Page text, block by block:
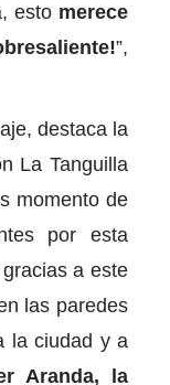
esto merece
”,
destaca la
La Tanguilla
momento de
por esta
a este
las paredes
la ciudad y a
Aranda, la